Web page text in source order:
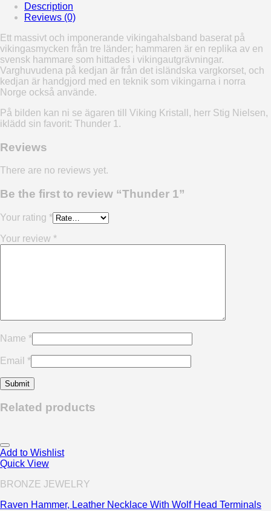
Description
Reviews (0)
Ett massivt och imponerande vikingahalsband baserat på
vikingasmycken från tre länder; hammaren är en replika av en
svensk hammare som hittades i vikingautgrävningar.
Varghuvudena på kedjan är från det isländska vargkorset, och
kedjan är handgjord med en teknik som vikingarna i norra
Norge också använde.
På bilden kan ni se ägaren till Viking Kristall, herr Stig Nielsen,
iklädd sin favorit: Thunder 1.
Reviews
There are no reviews yet.
Be the first to review “Thunder 1”
Your rating *
Your review *
Name *
Email *
Related products
Add to Wishlist
Quick View
BRONZE JEWELRY
Raven Hammer, Leather Necklace With Wolf Head Terminals